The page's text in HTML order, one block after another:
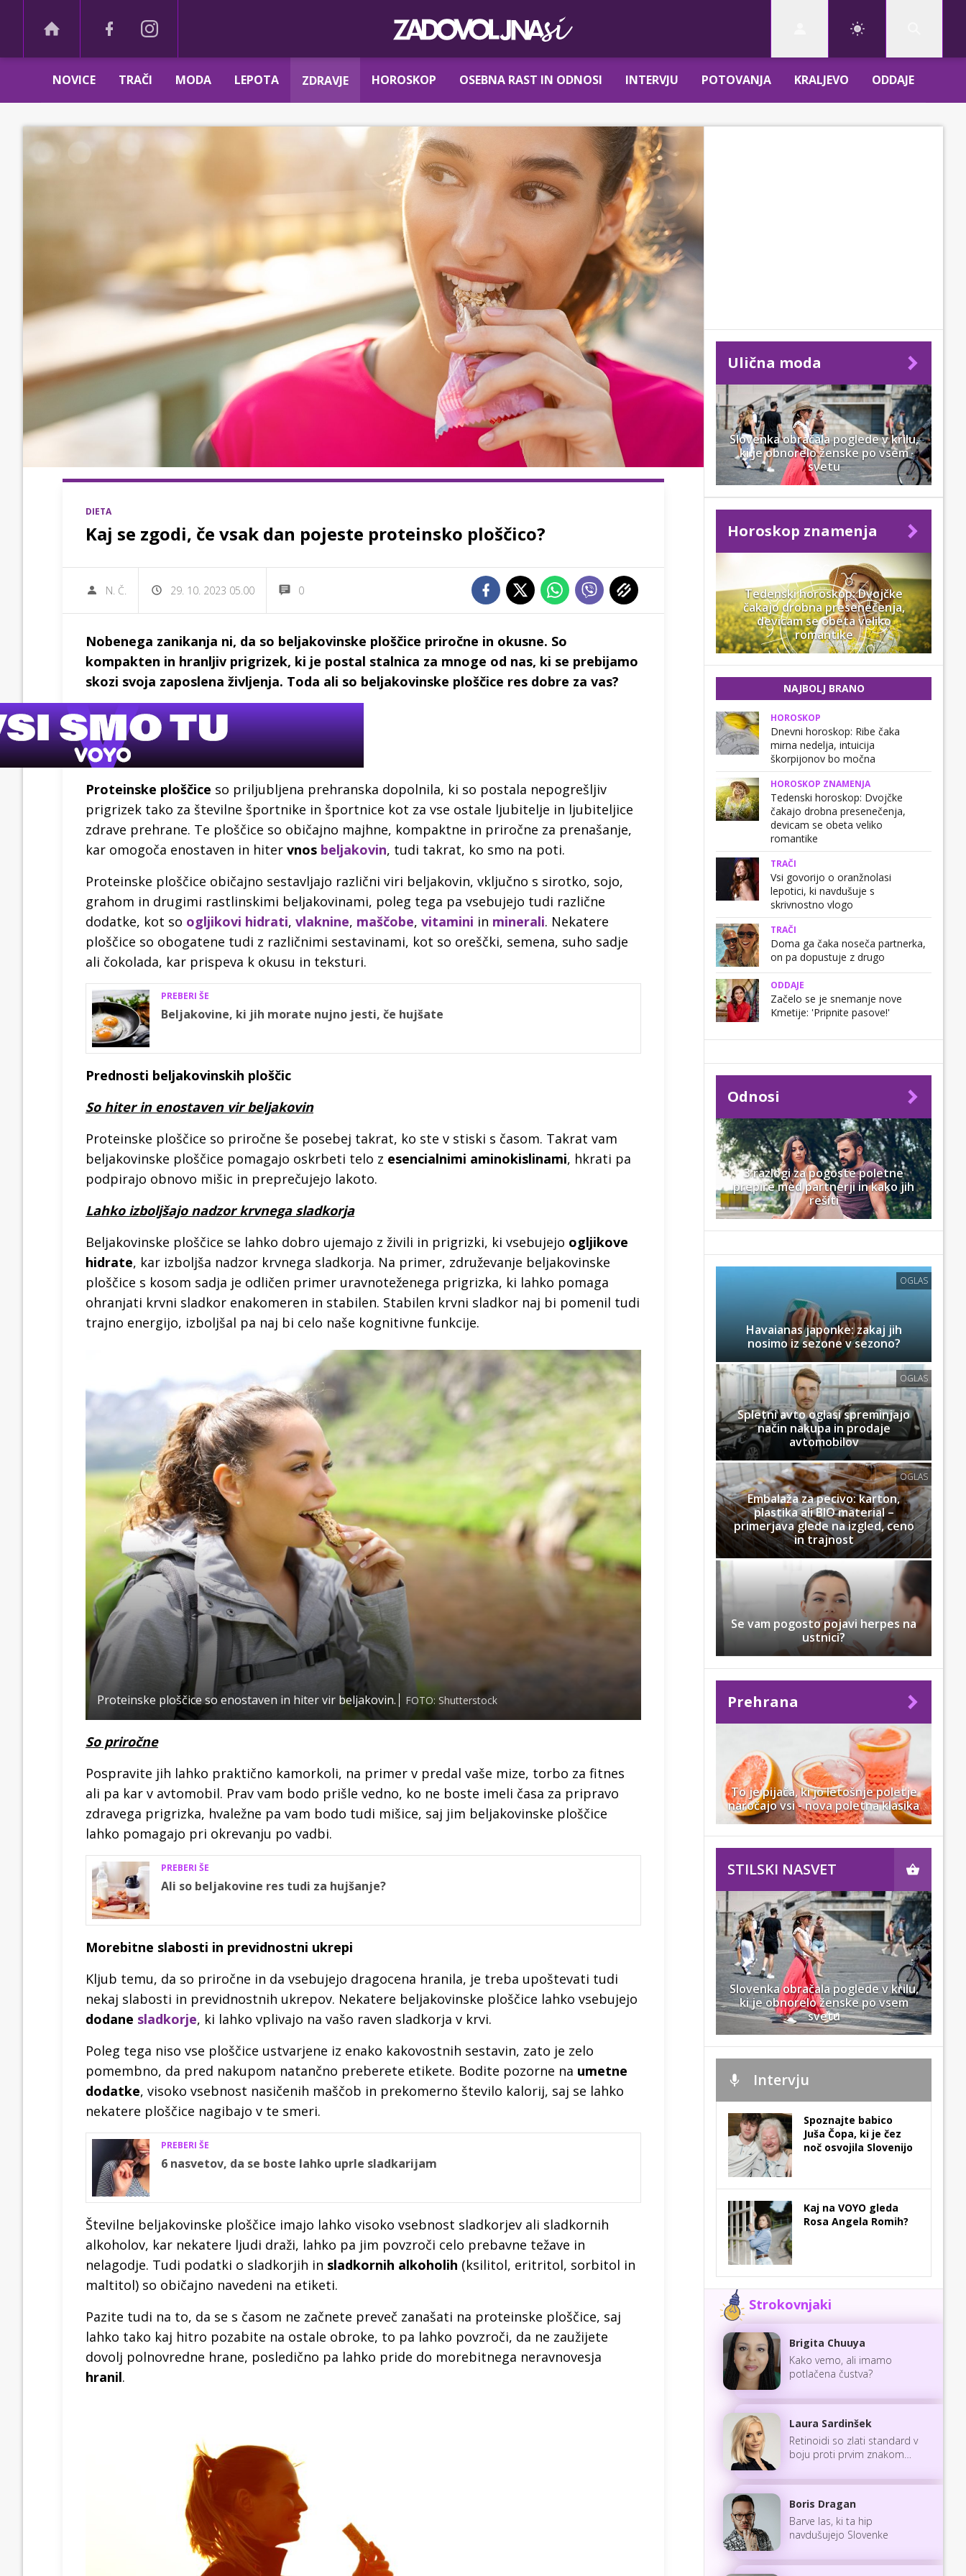
NOVICE TRAČI MODA LEPOTA ZDRAVJE HOROSKOP OSEBNA RAST IN ODNOSI INTERVJU POTOVANJA KRALJEVO ODDAJE
DIETA
Kaj se zgodi, če vsak dan pojeste proteinsko ploščico?
N. Č. 29. 10. 2023 05.00 0
Nobenega zanikanja ni, da so beljakovinske ploščice priročne in okusne. So
kompakten in hranljiv prigrizek, ki je postal stalnica za mnoge od nas, ki se prebijamo
skozi svoja zaposlena življenja. Toda ali so beljakovinske ploščice res dobre za vas?
Proteinske ploščice so priljubljena prehranska dopolnila, ki so postala nepogrešljiv
prigrizek tako za številne športnike in športnice kot za vse ostale ljubitelje in ljubiteljice
zdrave prehrane. Te ploščice so običajno majhne, kompaktne in priročne za prenašanje,
kar omogoča enostaven in hiter vnos beljakovin, tudi takrat, ko smo na poti.
Proteinske ploščice običajno sestavljajo različni viri beljakovin, vključno s sirotko, sojo,
grahom in drugimi rastlinskimi beljakovinami, poleg tega pa vsebujejo tudi različne
dodatke, kot so ogljikovi hidrati, vlaknine, maščobe, vitamini in minerali. Nekatere
ploščice so obogatene tudi z različnimi sestavinami, kot so oreščki, semena, suho sadje
ali čokolada, kar prispeva k okusu in teksturi.
PREBERI ŠE
Beljakovine, ki jih morate nujno jesti, če hujšate
Prednosti beljakovinskih ploščic
So hiter in enostaven vir beljakovin
Proteinske ploščice so priročne še posebej takrat, ko ste v stiski s časom. Takrat vam
beljakovinske ploščice pomagajo oskrbeti telo z esencialnimi aminokislinami, hkrati pa
podpirajo obnovo mišic in preprečujejo lakoto.
Lahko izboljšajo nadzor krvnega sladkorja
Beljakovinske ploščice se lahko dobro ujemajo z živili in prigrizki, ki vsebujejo ogljikove
hidrate, kar izboljša nadzor krvnega sladkorja. Na primer, združevanje beljakovinske
ploščice s kosom sadja je odličen primer uravnoteženega prigrizka, ki lahko pomaga
ohranjati krvni sladkor enakomeren in stabilen. Stabilen krvni sladkor naj bi pomenil tudi
trajno energijo, izboljšal pa naj bi celo naše kognitivne funkcije.
Proteinske ploščice so enostaven in hiter vir beljakovin. FOTO: Shutterstock
So priročne
Pospravite jih lahko praktično kamorkoli, na primer v predal vaše mize, torbo za fitnes
ali pa kar v avtomobil. Prav vam bodo prišle vedno, ko ne boste imeli časa za pripravo
zdravega prigrizka, hvaležne pa vam bodo tudi mišice, saj jim beljakovinske ploščice
lahko pomagajo pri okrevanju po vadbi.
PREBERI ŠE
Ali so beljakovine res tudi za hujšanje?
Morebitne slabosti in previdnostni ukrepi
Kljub temu, da so priročne in da vsebujejo dragocena hranila, je treba upoštevati tudi
nekaj slabosti in previdnostnih ukrepov. Nekatere beljakovinske ploščice lahko vsebujejo
dodane sladkorje, ki lahko vplivajo na vašo raven sladkorja v krvi.
Poleg tega niso vse ploščice ustvarjene iz enako kakovostnih sestavin, zato je zelo
pomembno, da pred nakupom natančno preberete etikete. Bodite pozorne na umetne
dodatke, visoko vsebnost nasičenih maščob in prekomerno število kalorij, saj se lahko
nekatere ploščice nagibajo v te smeri.
PREBERI ŠE
6 nasvetov, da se boste lahko uprle sladkarijam
Številne beljakovinske ploščice imajo lahko visoko vsebnost sladkorjev ali sladkornih
alkoholov, kar nekatere ljudi draži, lahko pa jim povzroči celo prebavne težave in
nelagodje. Tudi podatki o sladkorjih in sladkornih alkoholih (ksilitol, eritritol, sorbitol in
maltitol) so običajno navedeni na etiketi.
Pazite tudi na to, da se s časom ne začnete preveč zanašati na proteinske ploščice, saj
lahko tako kaj hitro pozabite na ostale obroke, to pa lahko povzroči, da ne zaužijete
dovolj polnovredne hrane, posledično pa lahko pride do morebitnega neravnovesja
hranil.
Ulična moda
Slovenka obračala poglede v krilu,
ki je obnorelo ženske po vsem
svetu
Horoskop znamenja
Tedenski horoskop: Dvojčke
čakajo drobna presenečenja,
devicam se obeta veliko
romantike
NAJBOLJ BRANO
HOROSKOP
Dnevni horoskop: Ribe čaka
mirna nedelja, intuicija
škorpijonov bo močna
HOROSKOP ZNAMENJA
Tedenski horoskop: Dvojčke
čakajo drobna presenečenja,
devicam se obeta veliko
romantike
TRAČI
Vsi govorijo o oranžnolasi
lepotici, ki navdušuje s
skrivnostno vlogo
TRAČI
Doma ga čaka noseča partnerka,
on pa dopustuje z drugo
ODDAJE
Začelo se je snemanje nove
Kmetije: 'Pripnite pasove!'
Odnosi
3 razlogi za pogoste poletne
prepire med partnerji in kako jih
rešiti
OGLAS
Havaianas japonke: zakaj jih
nosimo iz sezone v sezono?
OGLAS
Spletni avto oglasi spreminjajo
način nakupa in prodaje
avtomobilov
OGLAS
Embalaža za pecivo: karton,
plastika ali BIO material –
primerjava glede na izgled, ceno
in trajnost
Se vam pogosto pojavi herpes na
ustnici?
Prehrana
To je pijača, ki jo letošnje poletje
naročajo vsi - nova poletna klasika
STILSKI NASVET
Slovenka obračala poglede v krilu,
ki je obnorelo ženske po vsem
svetu
Intervju
Spoznajte babico
Juša Čopa, ki je čez
noč osvojila Slovenijo
Kaj na VOYO gleda
Rosa Angela Romih?
Strokovnjaki
Brigita Chuuya
Kako vemo, ali imamo
potlačena čustva?
Laura Sardinšek
Retinoidi so zlati standard v
boju proti prvim znakom
Boris Dragan
Barve las, ki ta hip
navdušujejo Slovenke